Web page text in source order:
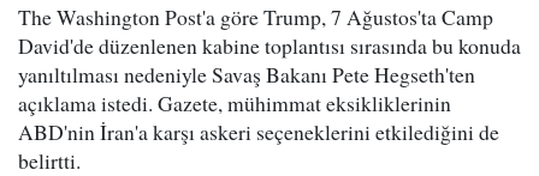
The Washington Post'a göre Trump, 7 Ağustos'ta Camp
David'de düzenlenen kabine toplantısı sırasında bu konuda
yanıltılması nedeniyle Savaş Bakanı Pete Hegseth'ten
açıklama istedi. Gazete, mühimmat eksikliklerinin
ABD'nin İran'a karşı askeri seçeneklerini etkilediğini de
belirtti.